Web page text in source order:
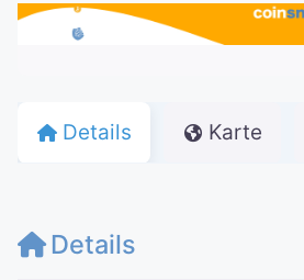
Details Karte
Details